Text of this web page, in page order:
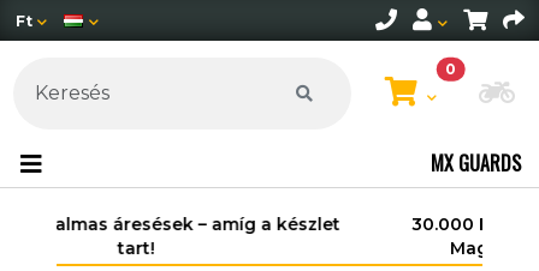
Ft
0
MX GUARDS
30.000 Ft felett ingyenes szállítás